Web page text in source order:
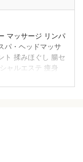
マッサージ リンパ
パ・ヘッドマッサ
ト 揉みほぐし 腸セ
ャルエステ 痩身